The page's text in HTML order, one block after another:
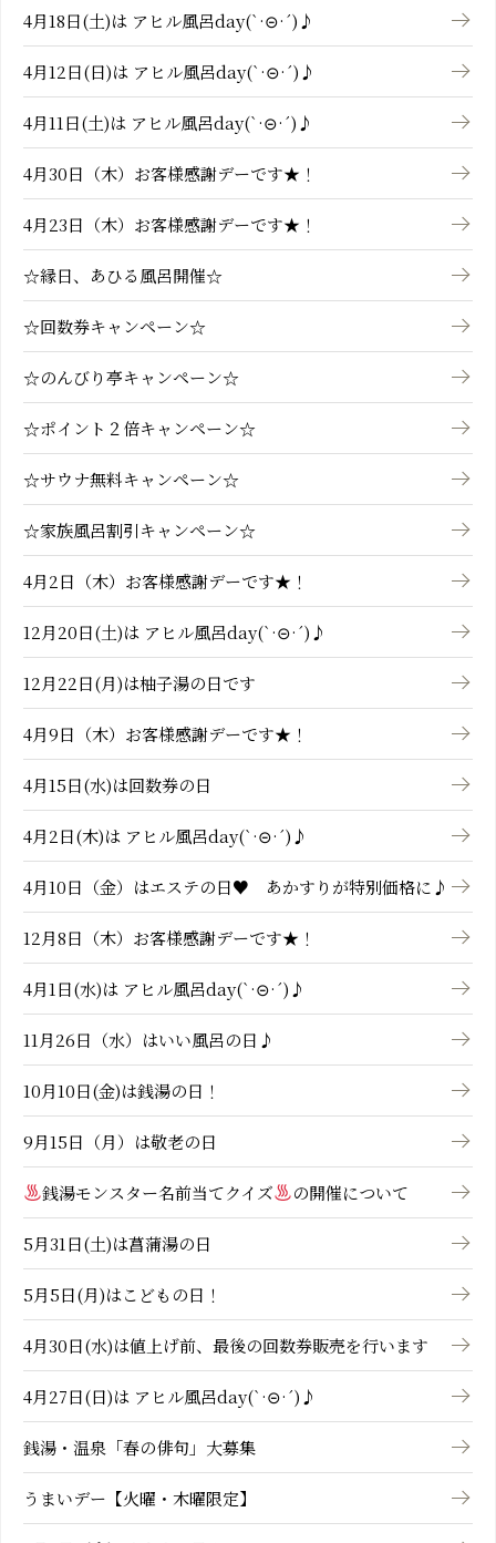
4月18日(土)は アヒル風呂day(`·⊝·´)♪
4月12日(日)は アヒル風呂day(`·⊝·´)♪
4月11日(土)は アヒル風呂day(`·⊝·´)♪
4月30日（木）お客様感謝デーです★！
4月23日（木）お客様感謝デーです★！
☆縁日、あひる風呂開催☆
☆回数券キャンペーン☆
☆のんびり亭キャンペーン☆
☆ポイント２倍キャンペーン☆
☆サウナ無料キャンペーン☆
☆家族風呂割引キャンペーン☆
4月2日（木）お客様感謝デーです★！
12月20日(土)は アヒル風呂day(`·⊝·´)♪
12月22日(月)は柚子湯の日です
4月9日（木）お客様感謝デーです★！
4月15日(水)は回数券の日
4月2日(木)は アヒル風呂day(`·⊝·´)♪
4月10日（金）はエステの日♥ あかすりが特別価格に♪
12月8日（木）お客様感謝デーです★！
4月1日(水)は アヒル風呂day(`·⊝·´)♪
11月26日（水）はいい風呂の日♪
10月10日(金)は銭湯の日！
9月15日（月）は敬老の日
銭湯モンスター名前当てクイズ の開催について
5月31日(土)は菖蒲湯の日
5月5日(月)はこどもの日！
4月30日(水)は値上げ前、最後の回数券販売を行います
4月27日(日)は アヒル風呂day(`·⊝·´)♪
銭湯・温泉「春の俳句」大募集
うまいデー【火曜・木曜限定】